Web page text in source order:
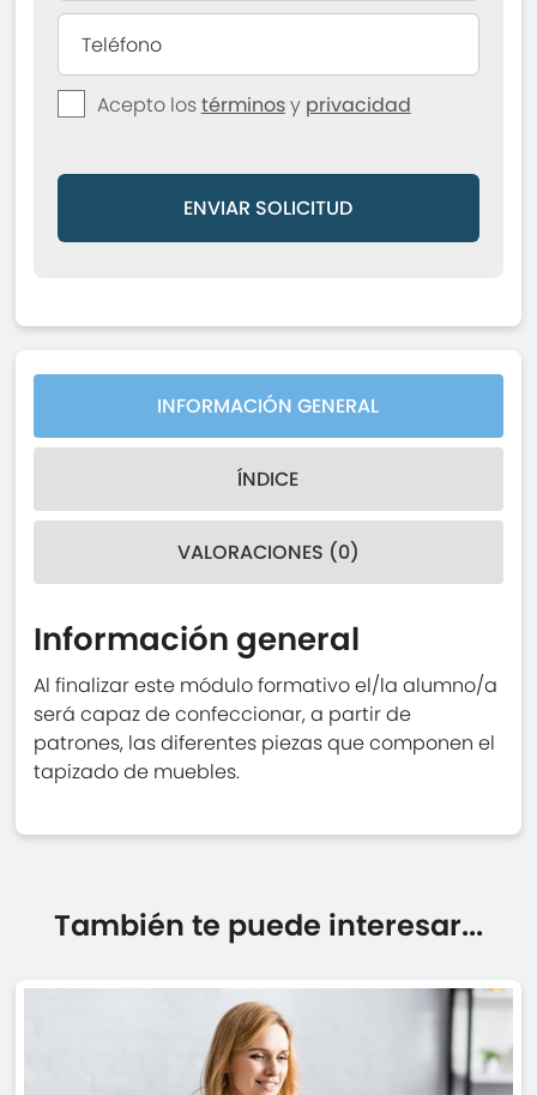
Acepto lostérminosy privacidad
ENVIAR SOLICITUD
INFORMACIÓN GENERAL
ÍNDICE
VALORACIONES (0)
Información general
Al finalizar este módulo formativo el/la alumno/a
será capaz de confeccionar, a partir de
patrones, las diferentes piezas que componen el
tapizado de muebles.
También te puede interesar...